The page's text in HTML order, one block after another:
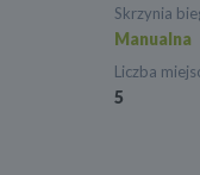
Skrzynia
Manualna
Liczba
5